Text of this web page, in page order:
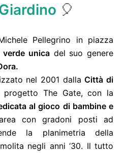
🎈
Pellegrino in piazza
verde unicadel suo genere
nel 2001 dallaCittà di
progetto The Gate, con la
al gioco di bambine e
con gradoni posti ad
la planimetria della
negli anni ‘30. Il tutto